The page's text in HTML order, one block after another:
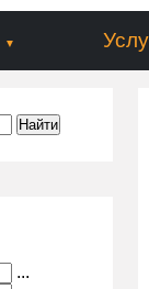
...